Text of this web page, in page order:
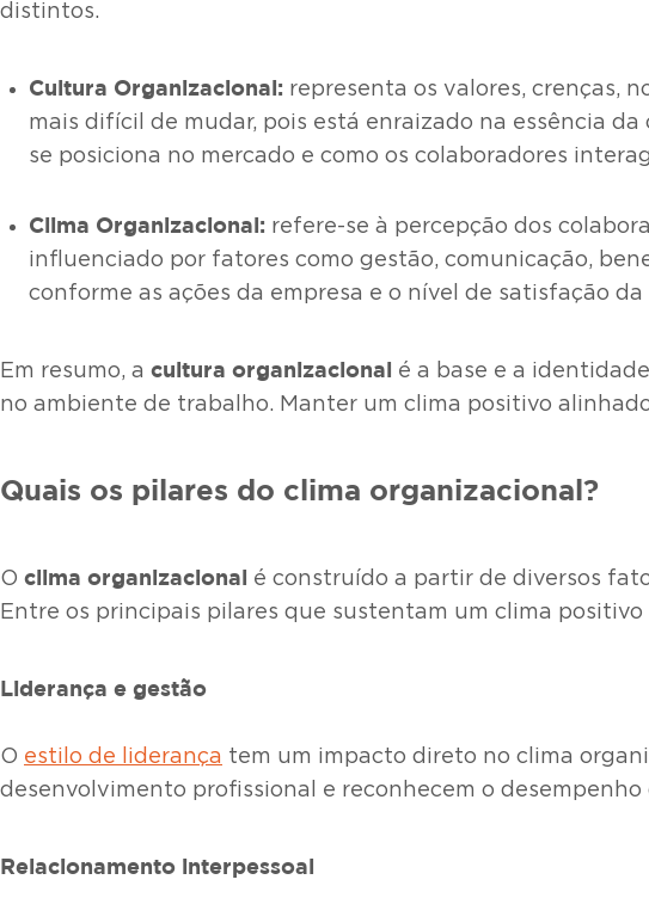
distintos.
Cultura Organizacional: representa os valores, crenças,
mais difícil de mudar, pois está enraizado na essência
se posiciona no mercado e como os colaboradores
Clima Organizacional: refere-se à percepção dos
influenciado por fatores como gestão, comunicação,
conforme as ações da empresa e o nível de satisfação da
Em resumo, a cultura organizacional é a base e a
no ambiente de trabalho. Manter um clima positivo
Quais os pilares do clima organizacional?
O clima organizacional é construído a partir de diversos
Entre os principais pilares que sustentam um clima
Liderança e gestão
O estilo de liderança tem um impacto direto no clima
desenvolvimento profissional e reconhecem o
Relacionamento interpessoal